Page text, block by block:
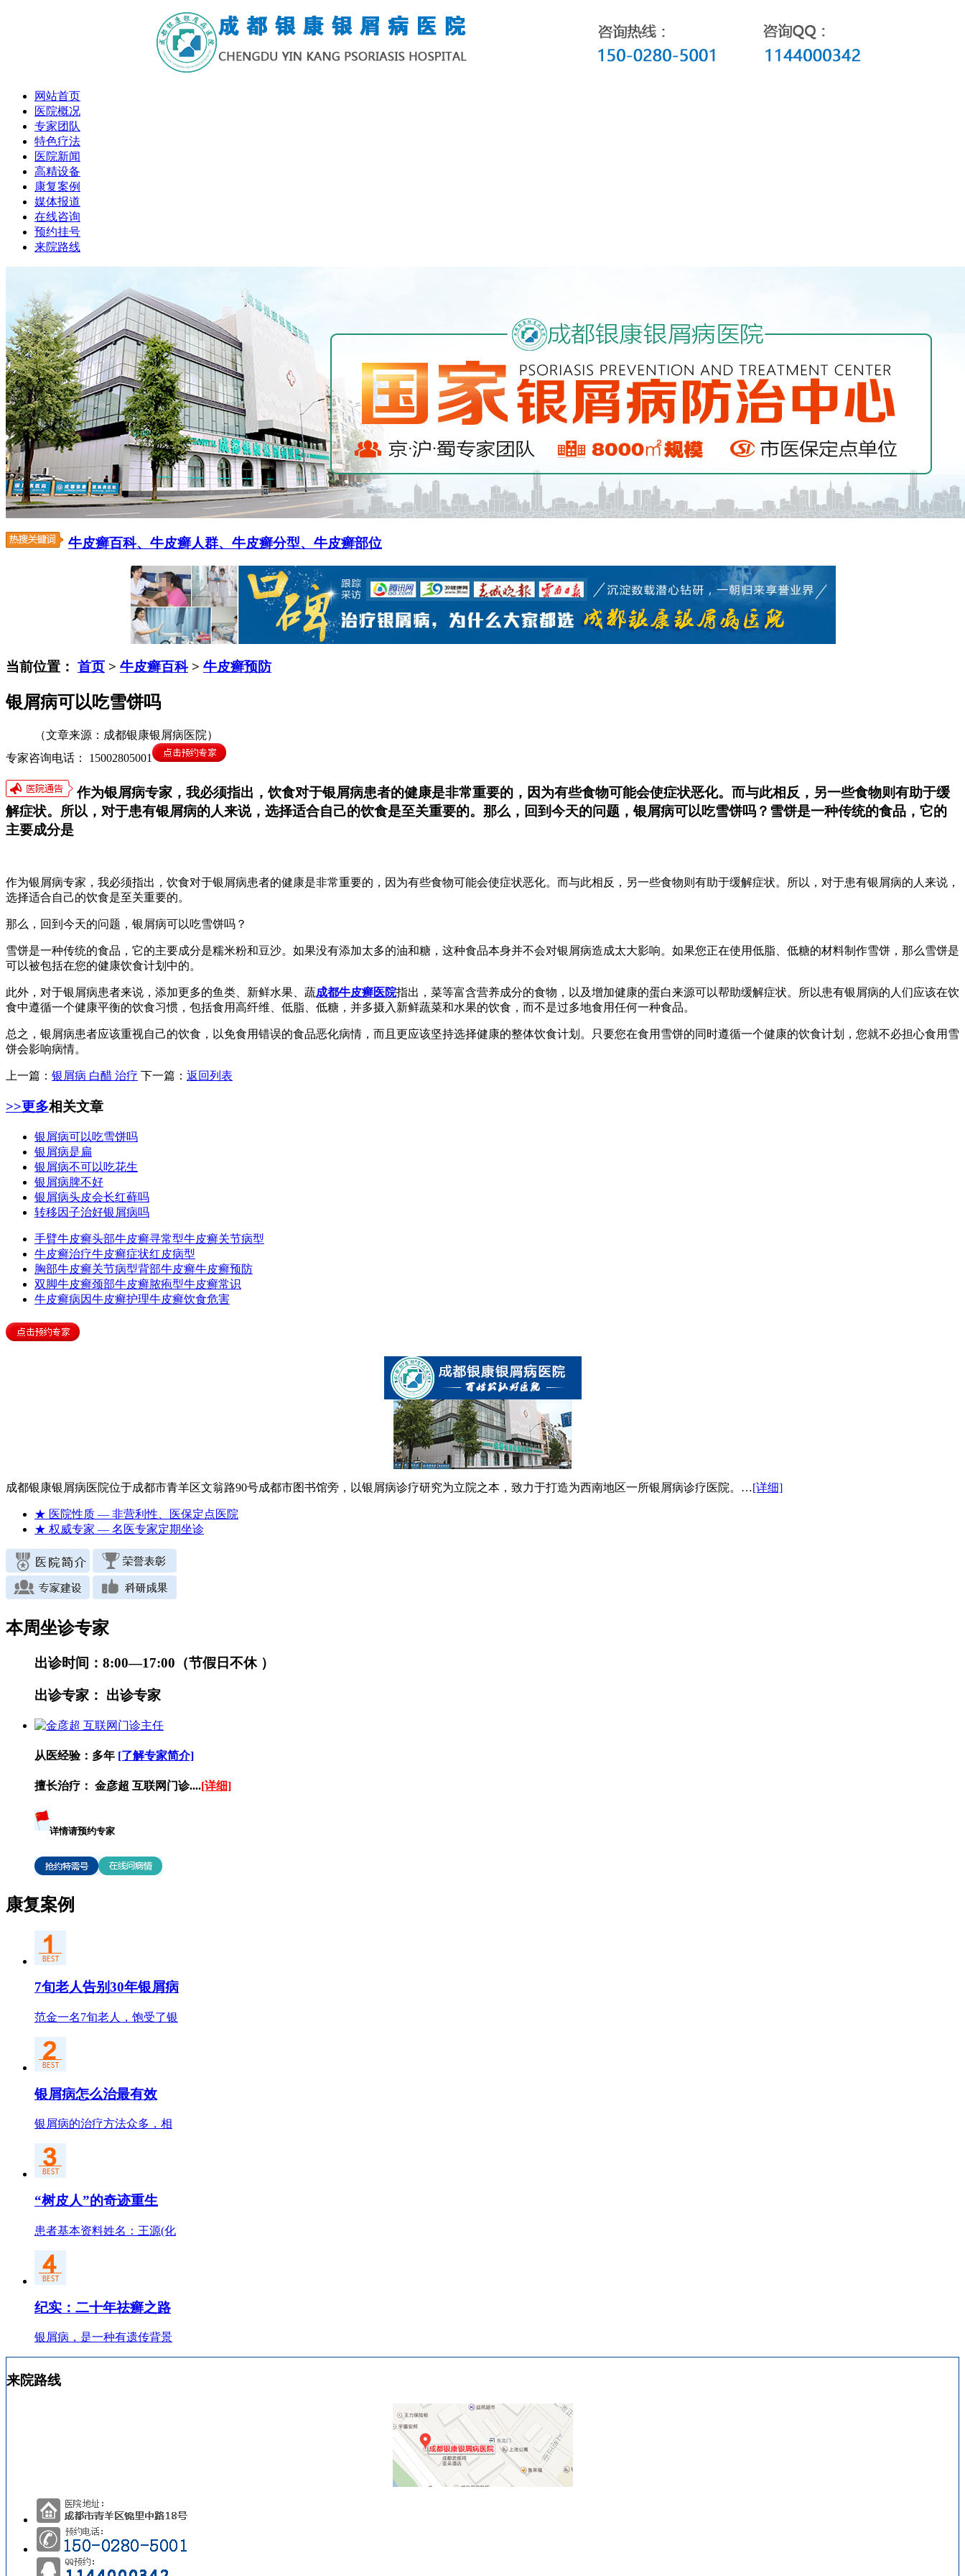
网站首页
医院概况
专家团队
特色疗法
医院新闻
高精设备
康复案例
媒体报道
在线咨询
预约挂号
来院路线
牛皮癣百科、 牛皮癣人群、 牛皮癣分型、 牛皮癣部位
当前位置： 首页 > 牛皮癣百科> 牛皮癣预防
银屑病可以吃雪饼吗
（文章来源：成都银康银屑病医院）
专家咨询电话： 15002805001
作为银屑病专家，我必须指出，饮食对于银屑病患者的健康是非常重要的，因为有些食物可能会使症状恶化。而与此相反，另一些食物则有助于缓
解症状。所以，对于患有银屑病的人来说，选择适合自己的饮食是至关重要的。那么，回到今天的问题，银屑病可以吃雪饼吗？雪饼是一种传统的食品，它的
主要成分是
作为银屑病专家，我必须指出，饮食对于银屑病患者的健康是非常重要的，因为有些食物可能会使症状恶化。而与此相反，另一些食物则有助于缓解症状。所以，对于患有银屑病的人来说，
选择适合自己的饮食是至关重要的。
那么，回到今天的问题，银屑病可以吃雪饼吗？
雪饼是一种传统的食品，它的主要成分是糯米粉和豆沙。如果没有添加太多的油和糖，这种食品本身并不会对银屑病造成太大影响。如果您正在使用低脂、低糖的材料制作雪饼，那么雪饼是
可以被包括在您的健康饮食计划中的。
此外，对于银屑病患者来说，添加更多的鱼类、新鲜水果、蔬成都牛皮癣医院指出，菜等富含营养成分的食物，以及增加健康的蛋白来源可以帮助缓解症状。所以患有银屑病的人们应该在饮
食中遵循一个健康平衡的饮食习惯，包括食用高纤维、低脂、低糖，并多摄入新鲜蔬菜和水果的饮食，而不是过多地食用任何一种食品。
总之，银屑病患者应该重视自己的饮食，以免食用错误的食品恶化病情，而且更应该坚持选择健康的整体饮食计划。只要您在食用雪饼的同时遵循一个健康的饮食计划，您就不必担心食用雪
饼会影响病情。
上一篇： 银屑病 白醋 治疗 下一篇： 返回列表
>>更多相关文章
银屑病可以吃雪饼吗
银屑病是扁
银屑病不可以吃花生
银屑病脾不好
银屑病头皮会长红藓吗
转移因子治好银屑病吗
手臂牛皮癣头部牛皮癣寻常型牛皮癣关节病型
牛皮癣治疗牛皮癣症状红皮病型
胸部牛皮癣关节病型背部牛皮癣牛皮癣预防
双脚牛皮癣颈部牛皮癣脓疱型牛皮癣常识
牛皮癣病因牛皮癣护理牛皮癣饮食危害
成都银康银屑病医院位于成都市青羊区文翁路90号成都市图书馆旁，以银屑病诊疗研究为立院之本，致力于打造为西南地区一所银屑病诊疗医院。…[详细]
★ 医院性质 — 非营利性、医保定点医院
★ 权威专家 — 名医专家定期坐诊
本周坐诊专家
出诊时间： 8:00—17:00（节假日不休 ）
出诊专家： 出诊专家
从医经验： 多年 [了解专家简介]
擅长治疗： 金彦超 互联网门诊....[详细]
详情请预约专家
康复案例
7旬老人告别30年银屑病
范金一名7旬老人，饱受了银
银屑病怎么治最有效
银屑病的治疗方法众多，相
“树皮人”的奇迹重生
患者基本资料姓名：王源(化
纪实：二十年祛癣之路
银屑病，是一种有遗传背景
来院路线